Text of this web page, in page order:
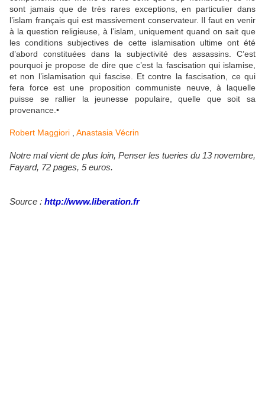
sont jamais que de très rares exceptions, en particulier dans
l’islam français qui est massivement ­conservateur. Il faut en venir
à la question religieuse, à l’islam, uniquement quand on sait que
les conditions subjectives de cette islamisation ultime ont été
d’abord constituées dans la subjectivité des assassins. C’est
pourquoi je propose de dire que c’est la fascisation qui islamise,
et non l’islamisation qui fascise. Et contre la fascisation, ce qui
fera force est une proposition communiste neuve, à laquelle
puisse se rallier la jeunesse populaire, quelle que soit sa
provenance.•
Robert Maggiori Anastasia Vécrin
Notre mal vient de plus loin, Penser les tueries du 13 novembre,
Fayard, 72 pages, 5 euros.
Source : http://www.liberation.fr